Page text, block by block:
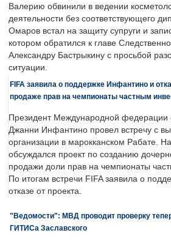
Валерию обвинили в ведении
деятельности без соответствующего
Омаров встал на защиту супруги и
котором обратился к главе
Александру Бастрыкину с просьбой
ситуации.
FIFA заявила о поддержке Инфантино и
продаже прав на чемпионаты частным
Президент Международной федерации
Джанни Инфантино провел встречу с
организации в марокканском Рабате.
обсуждался проект по созданию
продажи доли прав на чемпионаты
По итогам встречи FIFA заявила о
отказе от проекта.
"Ведомости": МВД проводит проверку
ГИТИСа Заславского